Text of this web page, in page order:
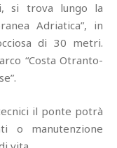
si trova lungo la
Adriatica”, in
di 30 metri.
“Costa Otranto-
il ponte potrà
o manutenzione